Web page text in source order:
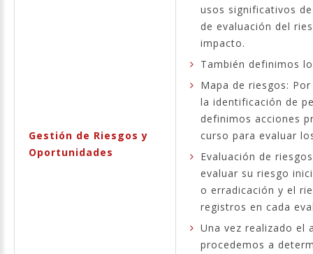
Gestión de Riesgos y
Oportunidades
usos significativos
de evaluación del
impacto.
También definimos
Mapa de riesgos:
la identificación de
definimos acciones
curso para evaluar
Evaluación de
evaluar su riesgo
o erradicación y el
registros en cada
Una vez realizado el
procedemos a